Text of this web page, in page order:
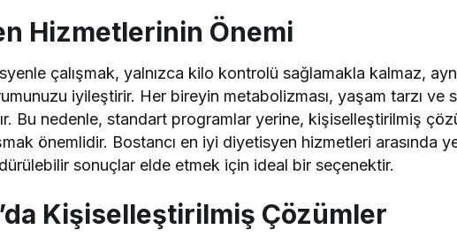
Hizmetlerinin Önemi
çalışmak, yalnızca kilo kontrolü sağlamakla kalmaz,
iyileştirir. Her bireyin metabolizması, yaşam tarzı ve
Bu nedenle, standart programlar yerine, kişiselleştirilmiş
önemlidir. Bostancı en iyi diyetisyen hizmetleri arasında
sonuçlar elde etmek için ideal bir seçenektir.
Kişiselleştirilmiş Çözümler